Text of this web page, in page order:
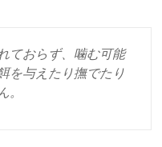
ておらず、噛む可能
を与えたり撫でたり
。